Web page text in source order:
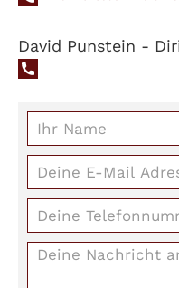
David Punstein -